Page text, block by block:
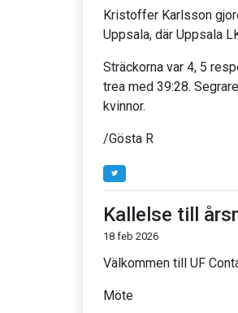
Kristoffer Karlsson
Uppsala, där Uppsala
Sträckorna var 4, 5
trea med 39:28.
kvinnor.
/Gösta R
Kallelse till
18 feb 2026
Välkommen till UF
Möte